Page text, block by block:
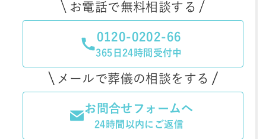
お電話で無料相談する
0120-0202-66
365日24時間受付中
メールで葬儀の相談をする
お問合せフォームへ
24時間以内にご返信